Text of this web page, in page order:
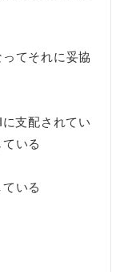
てそれに妥協
支配されてい
いる
いる